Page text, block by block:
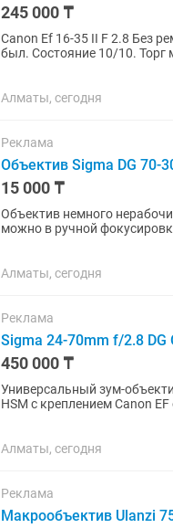
245 000 ₸
Canon Ef 16-35 II F 2.8 Без
был. Состояние 10/10.
Алматы, сегодня
Реклама
Объектив Sigma DG 70-
15 000 ₸
Объектив немного
можно в ручной
Алматы, сегодня
Реклама
Sigma 24-70mm f/2.8 DG
450 000 ₸
Универсальный зум-
HSM с креплением Canon
Алматы, сегодня
Реклама
Макрообъектив Ulanzi